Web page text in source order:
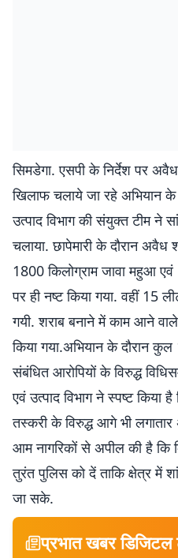
सिमडेगा. एसपी के निर्देश पर अवैध
खिलाफ चलाये जा रहे अभियान के
उत्पाद विभाग की संयुक्त टीम ने
चलाया. छापेमारी के दौरान अवैध
1800 किलोग्राम जावा महुआ
पर ही नष्ट किया गया. वहीं 15
गयी. शराब बनाने में काम आने
किया गया.अभियान के दौरान
संबंधित आरोपियों के विरुद्ध
एवं उत्पाद विभाग ने स्पष्ट किया
तस्करी के विरुद्ध आगे भी लगातार
आम नागरिकों से अपील की है कि
तुरंत पुलिस को दें ताकि क्षेत्र में
जा सके.
प्रभात खबर डिजिटल